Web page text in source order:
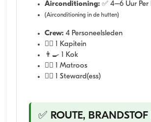
Airconditioning: ✅ 4–6 Uur Per
(Airconditioning in de hutten)
Crew: 4 Personeelsleden
👨‍✈️ 1 Kapitein
👨‍🍳 1 Kok
🧑‍✈️ 1 Matroos
👩‍✈️ 1 Steward(ess)
✅ ROUTE, BRANDSTOF